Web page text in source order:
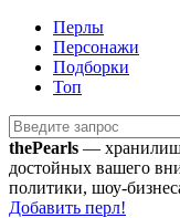
Перлы
Персонажи
Подборки
Топ
thePearls —
достойных вашего
политики, шоу-
Добавить перл!